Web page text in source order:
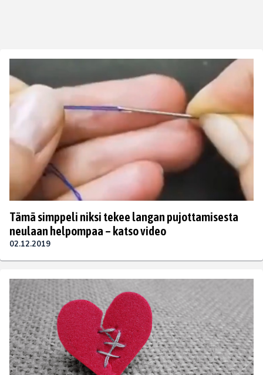
Tämä simppeli niksi tekee langan pujottamisesta
neulaan helpompaa – katso video
02.12.2019